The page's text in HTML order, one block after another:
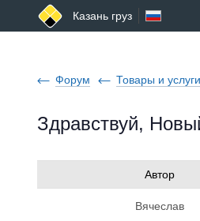
Казань груз
Форум Товары и услуги
Здравствуй,
Автор
Вячеслав